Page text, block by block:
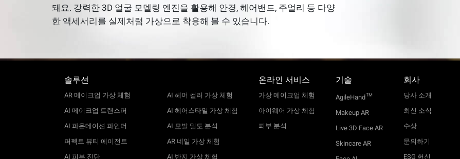
돼요. 강력한 3D 얼굴 모델링 엔진을 활용해 안경, 헤어밴드, 주얼리 등 다양
한 액세서리를 실제처럼 가상으로 착용해 볼 수 있습니다.
솔루션
AR 메이크업 가상 체험
AI 메이크업 트랜스퍼
AI 파운데이션 파인더
퍼펙트 뷰티 에이전트
AI 피부 진단
AI 헤어 컬러 가상 체험
AI 헤어스타일 가상 체험
AI 모발 밀도 분석
AR 네일 가상 체험
AI 반지 가상 체험
온라인 서비스
가상 메이크업 체험
아이웨어 가상 체험
피부 분석
기술
AgileHandTM
Makeup AR
Live 3D Face AR
Skincare AR
회사
당사 소개
최신 소식
수상
문의하기
ESG 헌신